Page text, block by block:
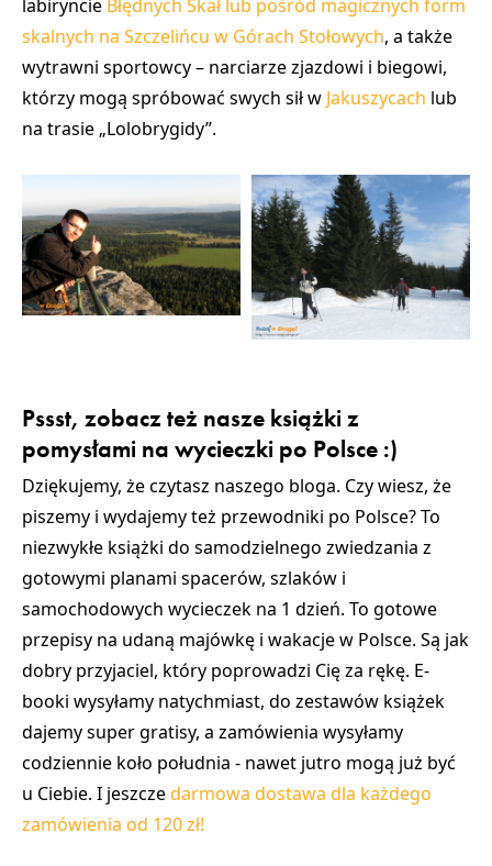
labiryncie Błędnych Skał lub pośród magicznych form
skalnych na Szczelińcu w Górach Stołowych, a także
wytrawni sportowcy – narciarze zjazdowi i biegowi,
którzy mogą spróbować swych sił w Jakuszycach lub
na trasie„Lolobrygidy”.
Pssst, zobacz też nasze książki z
pomysłami na wycieczki po Polsce :)
Dziękujemy, że czytasz naszego bloga. Czy wiesz, że
piszemy i wydajemy też przewodniki po Polsce? To
niezwykłe książki do samodzielnego zwiedzania z
gotowymi planami spacerów, szlaków i
samochodowych wycieczek na 1 dzień. To gotowe
przepisy na udaną majówkę i wakacje w Polsce. Są jak
dobry przyjaciel, który poprowadzi Cię za rękę. E-
booki wysyłamy natychmiast, do zestawów książek
dajemy super gratisy, a zamówienia wysyłamy
codziennie koło południa - nawet jutro mogą już być
u Ciebie. I jeszczedarmowa dostawa dla każdego
zamówienia od 120 zł!